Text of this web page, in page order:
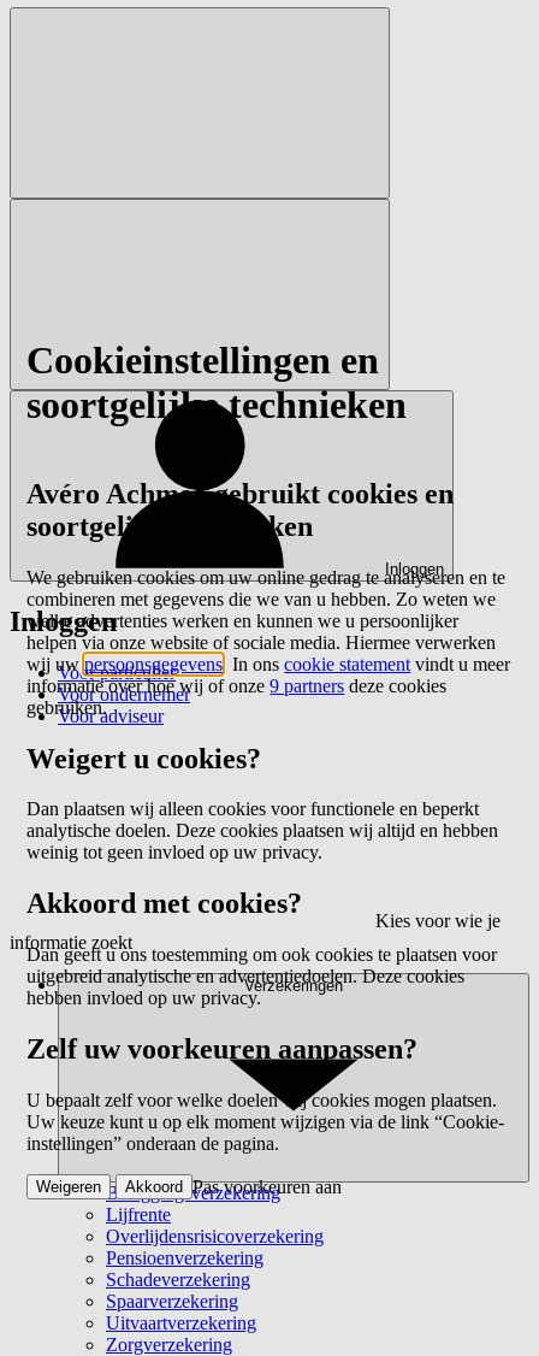
Inloggen
Inloggen
Voor particulier
Voor ondernemer
Voor adviseur
Kies voor wie je
informatie zoekt
Verzekeringen
Beleggingsverzekering
Lijfrente
Overlijdensrisicoverzekering
Pensioenverzekering
Schadeverzekering
Spaarverzekering
Uitvaartverzekering
Zorgverzekering
Cookieinstellingen en
soortgelijke technieken
Avéro Achmea gebruikt cookies en
soortgelijke technieken
We gebruiken cookies om uw online gedrag te analyseren en te
combineren met gegevens die we van u hebben. Zo weten we
welke advertenties werken en kunnen we u persoonlijker
helpen via onze website of sociale media. Hiermee verwerken
wij uwpersoonsgegevens . In onscookie statement vindt u meer
informatie over hoe wij of onze9 partners deze cookies
gebruiken.
Weigert u cookies?
Dan plaatsen wij alleen cookies voor functionele en beperkt
analytische doelen. Deze cookies plaatsen wij altijd en hebben
weinig tot geen invloed op uw privacy.
Akkoord met cookies?
Dan geeft u ons toestemming om ook cookies te plaatsen voor
uitgebreid analytische en advertentiedoelen. Deze cookies
hebben invloed op uw privacy.
Zelf uw voorkeuren aanpassen?
U bepaalt zelf voor welke doelen wij cookies mogen plaatsen.
Uw keuze kunt u op elk moment wijzigen via de link “Cookie-
instellingen” onderaan de pagina.
Pas voorkeuren aan
Weigeren Akkoord